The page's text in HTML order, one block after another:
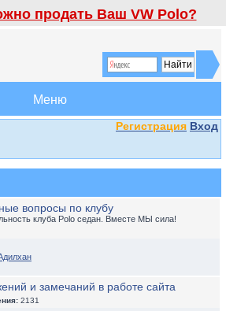
продать Ваш VW Polo?
Меню
Регистрация Вход
вопросы по клубу
клуба Polo седан. Вместе МЫ сила!
и замечаний в работе сайта
2131